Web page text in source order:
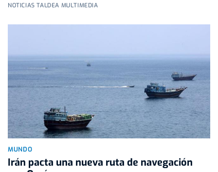
NOTICIAS TALDEA MULTIMEDIA
MUNDO
Irán pacta una nueva ruta de navegación